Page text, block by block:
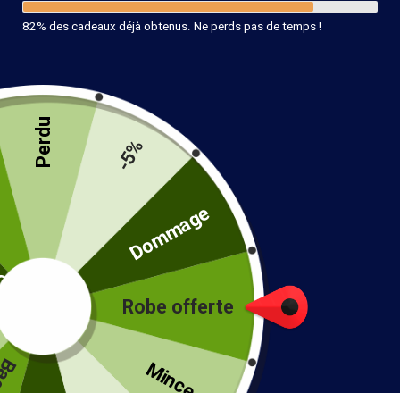
82% des cadeaux déjà obtenus. Ne perds pas de temps !
Robe offerte
Perdu -5%
Dommage